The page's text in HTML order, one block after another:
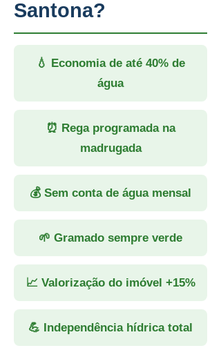
Santona?
💧 Economia de até 40% de
água
⏰ Rega programada na
madrugada
💰 Sem conta de água mensal
🌱 Gramado sempre verde
📈 Valorização do imóvel +15%
💪 Independência hídrica total